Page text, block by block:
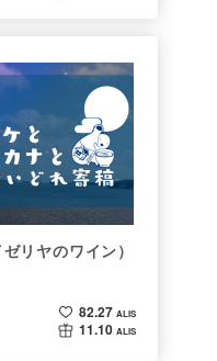
リヤのワイン）
82.27 ALIS
11.10 ALIS